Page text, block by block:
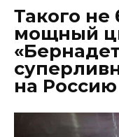
Такого не
мощный
на Россию